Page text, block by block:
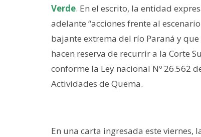
Verde. En el escrito, la entidad
adelante “acciones frente al
bajante extrema del río Paraná y
hacen reserva de recurrir a la Corte
conforme la Ley nacional Nº 26.562
Actividades de Quema.
En una carta ingresada este